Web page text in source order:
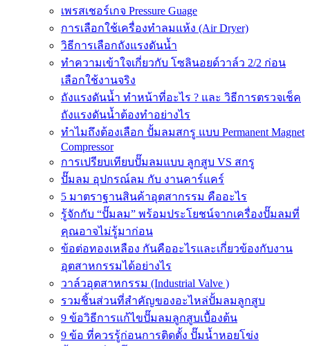
เพรสเชอร์เกจ Pressure Guage
การเลือกใช้เครื่องทำลมแห้ง (Air Dryer)
วิธีการเลือกถังแรงดันน้ำ
ทำความเข้าใจเกี่ยวกับ โซลินอยด์วาล์ว 2/2 ก่อน
เลือกใช้งานจริง
ถังแรงดันน้ำ ทำหน้าที่อะไร ? และ วิธีการตรวจเช็ค
ถังแรงดันน้ำต้องทำอย่างไร
ทำไมถึงต้องเลือก ปั้มลมสกรู แบบ Permanent Magnet
Compressor
การเปรียบเทียบปั๊มลมแบบ ลูกสูบ VS สกรู
ปั๊มลม อุปกรณ์ลม กับ งานคาร์แคร์
5 มาตราฐานสินค้าอุตสากรรม คืออะไร
รู้จักกับ “ปั๊มลม” พร้อมประโยชน์จากเครื่องปั๊มลมที่
คุณอาจไม่รู้มาก่อน
ข้อต่อทองเหลือง กันคืออะไรและเกี่ยวข้องกับงาน
อุตสาหกรรมได้อย่างไร
วาล์วอุตสาหกรรม (Industrial Valve )
รวมชิ้นส่วนที่สำคัญของอะไหล่ปั้มลมลูกสูบ
9 ข้อวิธีการแก้ไขปั๊มลมลูกสูบเบื้องต้น
9 ข้อ ที่ควรรู้ก่อนการติดตั้ง ปั๊มน้ำหอยโข่ง